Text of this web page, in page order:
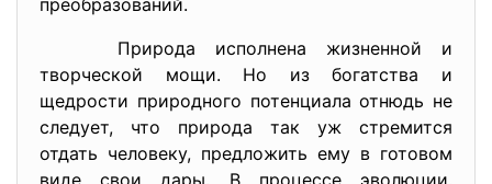
преобразований.
Природа исполнена жизненной и
творческой мощи. Но из богатства и
щедрости природного потенциала отнюдь не
следует, что природа так уж стремится
отдать человеку, предложить ему в готовом
виде свои дары. В процессе эволюции,